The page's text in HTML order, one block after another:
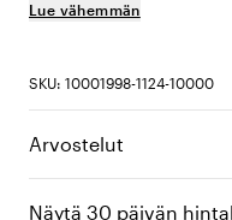
Lue vähemmän
SKU: 10001998-1124-10000
Arvostelut
Näytä 30 päivän